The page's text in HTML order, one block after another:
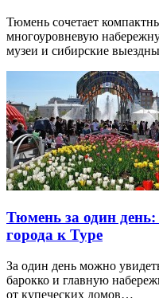
Тюмень сочетает
многоуровневую
музеи и сибирские
Тюмень за один
города к Туре
За один день можно
барокко и главную
от купеческих домов…